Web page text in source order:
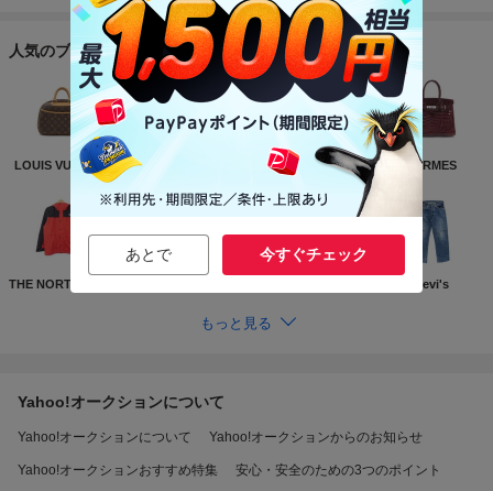
人気のブランド
LOUIS VUITTON CHANEL HERMES
THE NORTH FACE Levi's
もっと見る
Yahoo!オークションについて
Yahoo!オークションについて Yahoo!オークションからのお知らせ
Yahoo!オークションおすすめ特集 安心・安全のための3つのポイント
あとで 今すぐチェック